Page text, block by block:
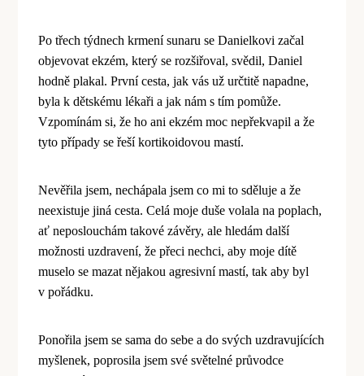
Po třech týdnech krmení sunaru se Danielkovi začal
objevovat ekzém, který se rozšiřoval, svědil, Daniel
hodně plakal. První cesta, jak vás už určtitě napadne,
byla k dětskému lékaři a jak nám s tím pomůže.
Vzpomínám si, že ho ani ekzém moc nepřekvapil a že
tyto případy se řeší kortikoidovou mastí.
Nevěřila jsem, nechápala jsem co mi to sděluje a že
neexistuje jiná cesta. Celá moje duše volala na poplach,
ať neposlouchám takovézávěry, ale hledám další
možnosti uzdravení, že přeci nechci, aby moje dítě
muselo se mazat nějakou agresivní mastí, tak aby byl
v pořádku.
Ponořila jsem se sama do sebe a do svých uzdravujících
myšlenek, poprosila jsem svésvětelnéprůvodce